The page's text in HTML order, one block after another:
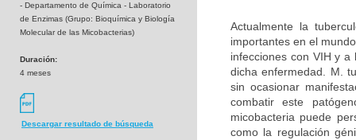
- Departamento de Química - Laboratorio
de Enzimas (Grupo: Bioquímica y Biología
Molecular de las Micobacterias)
Duración:
4 meses
Descargar resultado de búsqueda
Actualmente la
importantes en el
infecciones con VIH y
dicha enfermedad. M.
sin ocasionar
combatir este
micobacteria puede
como la regulación